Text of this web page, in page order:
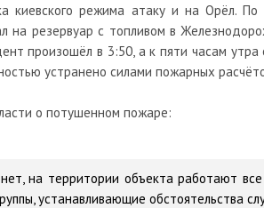
киевского режима атаку и на Орёл.
на резервуар с топливом в
произошёл в 3:50, а к пяти часам
устранено силами пожарных
о потушенном пожаре:
на территории объекта работают
устанавливающие обстоятельства